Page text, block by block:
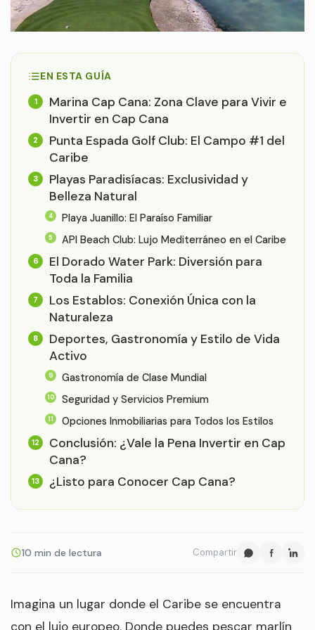
EN ESTA GUÍA
Marina Cap Cana: Zona Clave para Vivir e
Invertir en Cap Cana
Punta Espada Golf Club: El Campo #1 del
Caribe
Playas Paradisíacas: Exclusividad y
Belleza Natural
Playa Juanillo: El Paraíso Familiar
API Beach Club: Lujo Mediterráneo en el Caribe
El Dorado Water Park: Diversión para
Toda la Familia
Los Establos: Conexión Única con la
Naturaleza
Deportes, Gastronomía y Estilo de Vida
Activo
Gastronomía de Clase Mundial
Seguridad y Servicios Premium
Opciones Inmobiliarias para Todos los Estilos
Conclusión: ¿Vale la Pena Invertir en Cap
Cana?
¿Listo para Conocer Cap Cana?
10 min de lectura Compartir
Imagina un lugar donde el Caribe se encuentra
con el lujo europeo. Donde puedes pescar marlín